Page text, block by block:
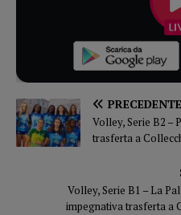
PRECEDENTE
Volley, Serie B2 –
trasferta a
Volley, Serie B1 – La
impegnativa trasferta a